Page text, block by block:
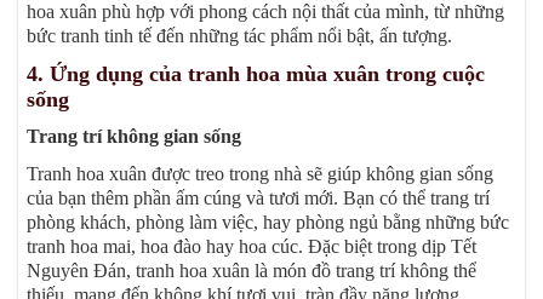
hoa xuân phù hợp với phong cách nội thất của mình, từ những
bức tranh tinh tế đến những tác phẩm nổi bật, ấn tượng.
4. Ứng dụng của tranh hoa mùa xuân trong cuộc
sống
Trang trí không gian sống
Tranh hoa xuân được treo trong nhà sẽ giúp không gian sống
của bạn thêm phần ấm cúng và tươi mới. Bạn có thể trang trí
phòng khách, phòng làm việc, hay phòng ngủ bằng những bức
tranh hoa mai, hoa đào hay hoa cúc. Đặc biệt trong dịp Tết
Nguyên Đán, tranh hoa xuân là món đồ trang trí không thể
thiếu, mang đến không khí tươi vui, tràn đầy năng lượng.